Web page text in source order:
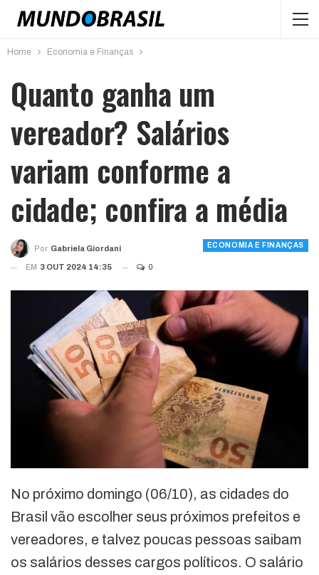
Home Economia e Finanças
Quanto ganha um
vereador? Salários
variam conforme a
cidade; confira a média
ECONOMIA E FINANÇAS
Por Gabriela Giordani
EM 3 OUT 2024 14:35 0
No próximo domingo (06/10), as cidades do
Brasil vão escolher seus próximos prefeitos e
vereadores, e talvez poucas pessoas saibam
os salários desses cargos políticos. O salário